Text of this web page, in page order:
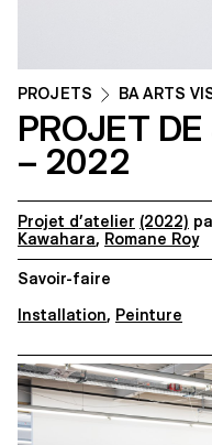
PROJETS BA ARTS
PROJET
– 2022
Projet d’atelier (2022)
Kawahara, Romane Roy
Savoir-faire
Installation, Peinture